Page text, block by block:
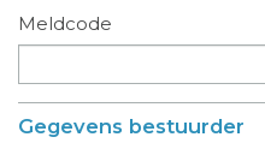
Meldcode
Gegevens bestuurder